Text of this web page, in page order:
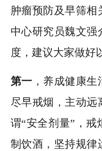
肿瘤预防及早筛
中心研究员魏文强
度，建议大家做好
第一 ，养成健康生
尽早戒烟，主动远
谓“安全剂量”，
制饮酒，坚持规律